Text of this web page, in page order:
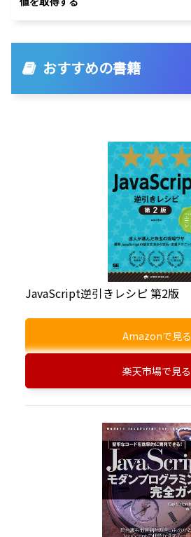
おすすめの書籍
JavaScript逆引きレシピ 第2版
Amazonで見る
楽天市場で見る